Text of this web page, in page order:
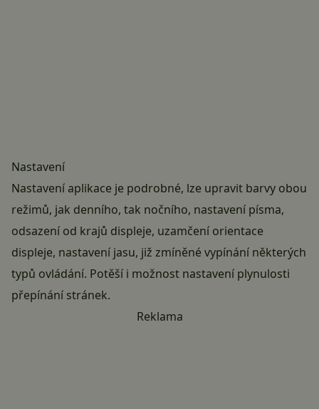
Nastavení
Nastavení aplikace je podrobné, lze upravit barvy obou
režimů, jak denního, tak nočního, nastavení písma,
odsazení od krajů displeje, uzamčení orientace
displeje, nastavení jasu, již zmíněné vypínání některých
typů ovládání. Potěší i možnost nastavení plynulosti
přepínání stránek.
Reklama